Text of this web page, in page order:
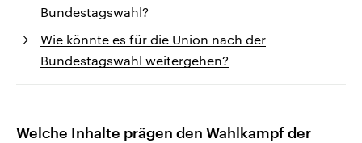
Bundestagswahl?
Wie könnte es für die Union nach der
Bundestagswahl weitergehen?
Welche Inhalte prägen den Wahlkampf der